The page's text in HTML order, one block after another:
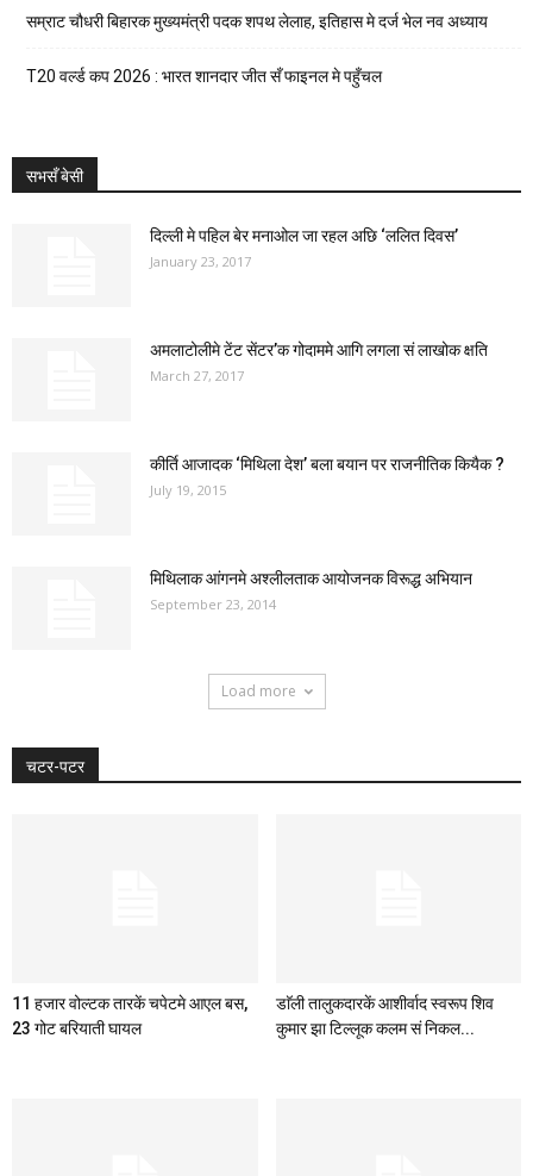
सम्राट चौधरी बिहारक मुख्यमंत्री पदक शपथ लेलाह, इतिहास मे दर्ज भेल नव अध्याय
T20 वर्ल्ड कप 2026 : भारत शानदार जीत सँ फाइनल मे पहुँचल
सभसँ बेसी
दिल्ली मे पहिल बेर मनाओल जा रहल अछि ‘ललित दिवस’
January 23, 2017
अमलाटोलीमे टेंट सेंटर’क गोदाममे आगि लगला सं लाखोक क्षति
March 27, 2017
कीर्ति आजादक ‘मिथिला देश’ बला बयान पर राजनीतिक कियैक ?
July 19, 2015
मिथिलाक आंगनमे अश्लीलताक आयोजनक विरूद्ध अभियान
September 23, 2014
Load more
चटर-पटर
11 हजार वोल्टक तारकें चपेटमे आएल बस,
23 गोट बरियाती घायल
डाॅली तालुकदारकें आशीर्वाद स्वरूप शिव
कुमार झा टिल्लूक कलम सं निकल...